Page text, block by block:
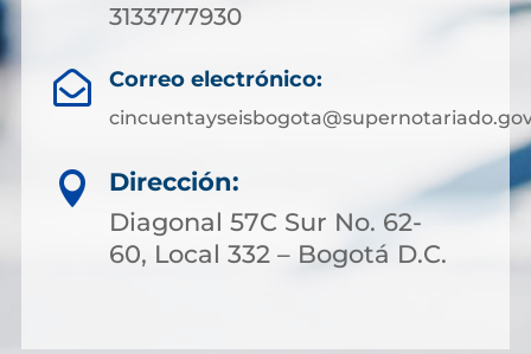
3133777930
 Correo electrónico:

Dirección:
Diagonal 57C Sur No. 62-
60, Local 332 – Bogotá D.C.